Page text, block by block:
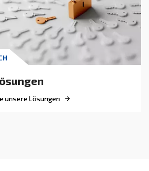
ERFAHREN
sind die
für Nicht-